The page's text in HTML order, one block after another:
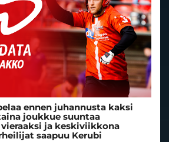
ennen juhannusta kaksi
joukkue suuntaa
ja keskiviikkona
saapuu Kerubi